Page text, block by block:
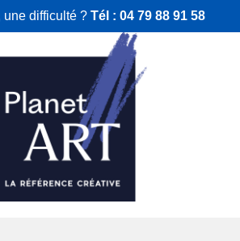
une difficulté ? Tél : 04 79 88 91 58